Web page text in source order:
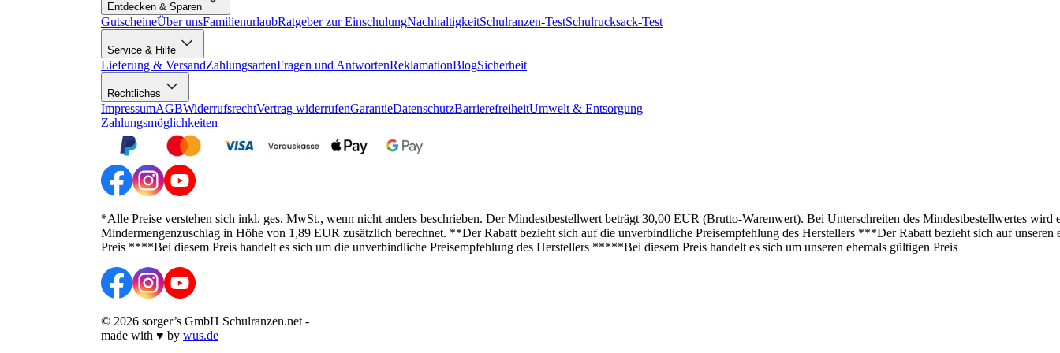
Entdecken & Sparen
GutscheineÜber unsFamilienurlaubRatgeber zur EinschulungNachhaltigkeitSchulranzen-TestSchulrucksack-Test
Service & Hilfe
Lieferung & VersandZahlungsartenFragen und AntwortenReklamationBlogSicherheit
Rechtliches
ImpressumAGBWiderrufsrechtVertrag widerrufenGarantieDatenschutzBarrierefreiheitUmwelt & Entsorgung
Zahlungsmöglichkeiten
*Alle Preise verstehen sich inkl. ges. MwSt., wenn nicht anders beschrieben. Der Mindestbestellwert beträgt 30,00 EUR (Brutto-Warenwert). Bei Unterschreiten des Mindestbestellwertes wird
Mindermengenzuschlag in Höhe von 1,89 EUR zusätzlich berechnet. **Der Rabatt bezieht sich auf die unverbindliche Preisempfehlung des Herstellers ***Der Rabatt bezieht sich auf unseren
Preis ****Bei diesem Preis handelt es sich um die unverbindliche Preisempfehlung des Herstellers *****Bei diesem Preis handelt es sich um unseren ehemals gültigen Preis
© 2026 sorger’s GmbH Schulranzen.net -
made with ♥ by wus.de